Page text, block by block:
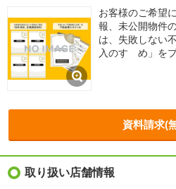
お客様のご希望
報、未公開物件
は、失敗しない
入のすゝめ」を
資料請求(
取り扱い店舗情報